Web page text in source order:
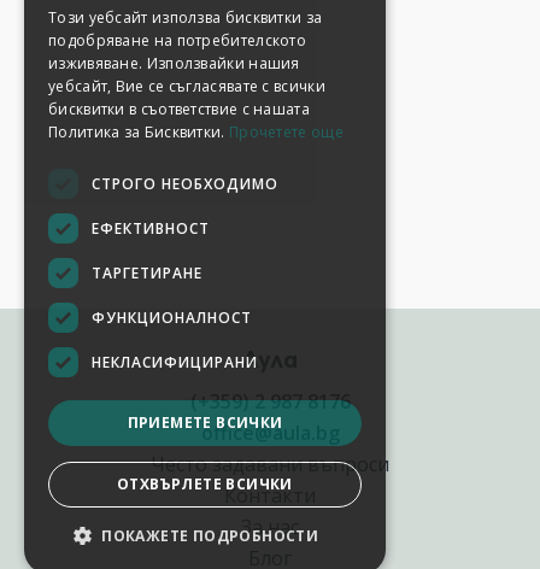
Аула
(+359) 2 987 8176
office@aula.bg
Често задавани въпроси
Контакти
За нас
Този уебсайт използва бисквитки за
подобряване на потребителското
изживяване. Използвайки нашия
уебсайт, Вие се съгласявате с всички
бисквитки в съответствие с нашата
Политика за Бисквитки. Прочетете още
СТРОГО НЕОБХОДИМО
ЕФЕКТИВНОСТ
ТАРГЕТИРАНЕ
ФУНКЦИОНАЛНОСТ
НЕКЛАСИФИЦИРАНИ
ПРИЕМЕТЕ ВСИЧКИ
ОТХВЪРЛЕТЕ ВСИЧКИ
ПОКАЖЕТЕ ПОДРОБНОСТИ